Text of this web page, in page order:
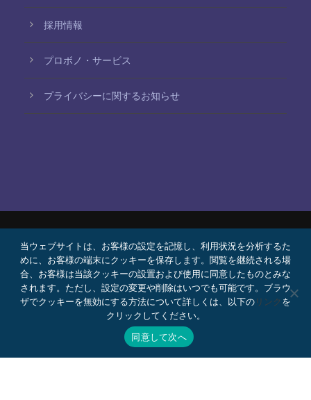
採用情報
プロボノ・サービス
プライバシーに関するお知らせ
© 2026 Bello, Gallardo, Bonequi y García,
S.C.
コンテンツは自動翻訳されています。言語によって
正確さが異なる場合があります。
プロボノ
採用情報 Webメール
当ウェブサイトは、お客様の設定を記憶し、利用状況を分析するた
めに、お客様の端末にクッキーを保存します。閲覧を継続される場
合、お客様は当該クッキーの設置および使用に同意したものとみな
されます。ただし、設定の変更や削除はいつでも可能です。ブラウ
ザでクッキーを無効にする方法について詳しくは、以下のリンクを
クリックしてください。
同意して次へ